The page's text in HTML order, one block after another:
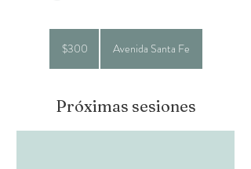
pesos
mexicanos
$300 Avenida Santa Fe
Próximas sesiones